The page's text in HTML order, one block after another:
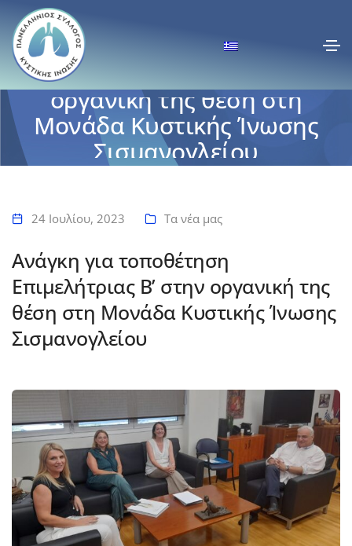
Ανάγκη για τοποθέτηση
Eπιμελήτριας Β’ στην
οργανική της θέση στη
Μονάδα Κυστικής Ίνωσης
Σισμανογλείου
Μονάδα Κυστικής Ίνωσης Σισμανογλείου
24 Ιουλίου, 2023 Τα νέα μας
Ανάγκη για τοποθέτηση
Eπιμελήτριας Β’ στην οργανική της
θέση στη Μονάδα Κυστικής Ίνωσης
Σισμανογλείου